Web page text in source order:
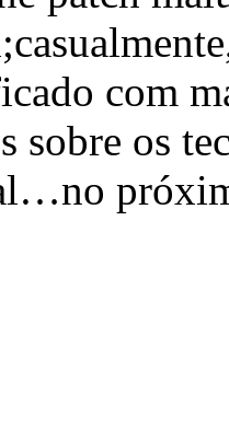
com
sobre os